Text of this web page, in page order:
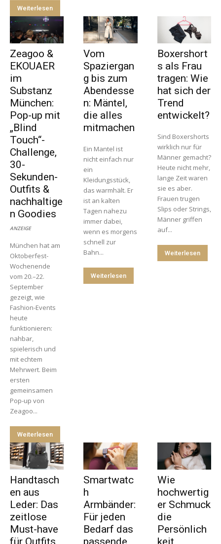
Weiterlesen
Zeagoo &
EKOUAER
im
Substanz
München:
Pop-up mit
„Blind
Touch“-
Challenge,
30-
Sekunden-
Outfits &
nachhaltige
n Goodies
ANZEIGE
München hat am
Oktoberfest-
Wochenende
vom 20.–22.
September
gezeigt, wie
Fashion-Events
heute
funktionieren:
nahbar,
spielerisch und
mit echtem
Mehrwert. Beim
ersten
gemeinsamen
Pop-up von
Zeagoo...
Weiterlesen
Vom
Spaziergan
g bis zum
Abendesse
n: Mäntel,
die alles
mitmachen
Ein Mantel ist
nicht einfach nur
ein
Kleidungsstück,
das warmhält. Er
ist an kalten
Tagen nahezu
immer dabei,
wenn es morgens
schnell zur
Bahn...
Weiterlesen
Boxershort
s als Frau
tragen: Wie
hat sich der
Trend
entwickelt?
Sind Boxershorts
wirklich nur für
Männer gemacht?
Heute nicht mehr,
lange Zeit waren
sie es aber.
Frauen trugen
Slips oder Strings,
Männer griffen
auf...
Weiterlesen
Handtasch
en aus
Leder: Das
zeitlose
Must-have
für Outfits,
Smartwatc
h
Armbänder:
Für jeden
Bedarf das
passende
Wie
hochwertig
er Schmuck
die
Persönlich
keit